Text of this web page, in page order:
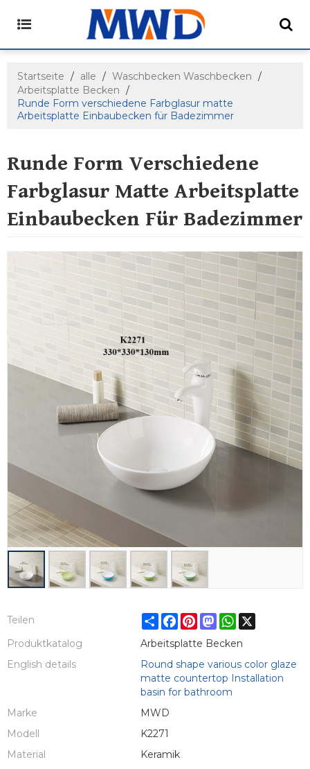
Startseite / alle / Waschbecken Waschbecken /
Arbeitsplatte Becken /
Runde Form verschiedene Farbglasur matte
Arbeitsplatte Einbaubecken für Badezimmer
Runde Form Verschiedene
Farbglasur Matte Arbeitsplatte
Einbaubecken Für Badezimmer
Teilen ShareFacebook
Pinterest
Mastodon
WhatsApp
X
Produktkatalog
Arbeitsplatte Becken
English details
Round shape various color glaze
matte countertop Installation
basin for bathroom
Marke
MWD
Modell
K2271
Material
Keramik